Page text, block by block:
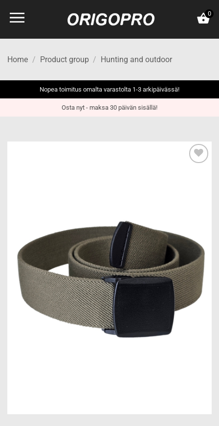
0
Home / Product group / Hunting and outdoor
Nopea toimitus omalta varastolta 1-3 arkipäivässä!
Osta nyt - maksa 30 päivän sisällä!